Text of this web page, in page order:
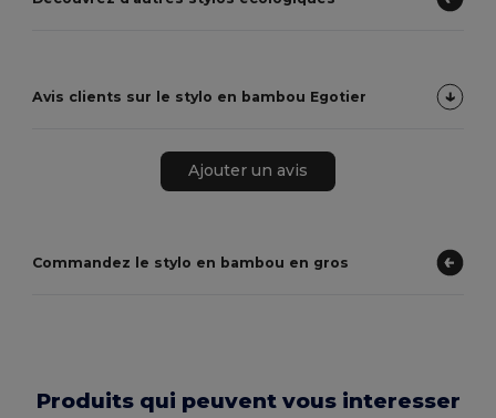
Avis clients sur le stylo en bambou Egotier
Ajouter un avis
Commandez le stylo en bambou en gros
Produits qui peuvent vous interesser